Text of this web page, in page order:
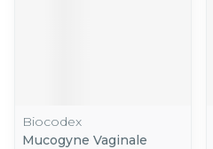
Biocodex
Mucogyne Vaginale